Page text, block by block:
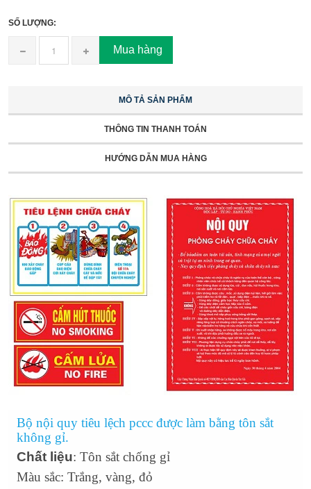
SỐ LƯỢNG:
Mua hàng
MÔ TẢ SẢN PHẨM
THÔNG TIN THANH TOÁN
HƯỚNG DẪN MUA HÀNG
Bộ nội quy tiêu lệch pccc được làm bằng tôn sắt
không gỉ.
Chất liệu: Tôn sắt chống gỉ
Màu sắc: Trắng, vàng, đỏ